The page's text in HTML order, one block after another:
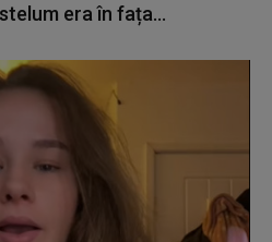
era în fața...